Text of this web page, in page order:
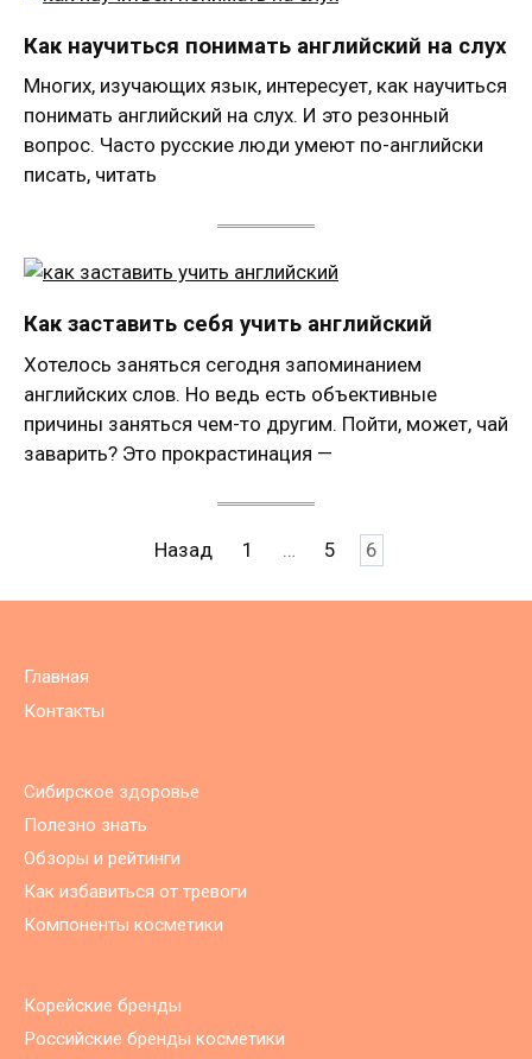
Как научиться понимать английский на слух
Многих, изучающих язык, интересует, как научиться
понимать английский на слух. И это резонный
вопрос. Часто русские люди умеют по-английски
писать, читать
Как заставить себя учить английский
Хотелось заняться сегодня запоминанием
английских слов. Но ведь есть объективные
причины заняться чем-то другим. Пойти, может, чай
заварить? Это прокрастинация —
записям
Назад 1 … 5 6
Главная
Контакты
Сибирское здоровье
Полезно знать
Обзоры и рейтинги
Как избавиться от тревоги
Компоненты косметики
Корейские бренды
Российские бренды косметики